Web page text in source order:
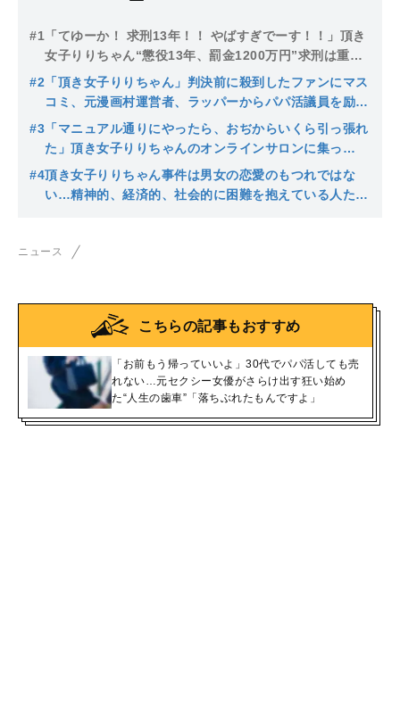
#1 「てゆーか！ 求刑13年！！ やばすぎでーす！！」頂き
女子りりちゃん“懲役13年、罰金1200万円”求刑は重い
のか「ホストを刺しちゃった女のコが羨ましい」と語っ
た事情
#2 「頂き女子りりちゃん」判決前に殺到したファンにマス
コミ、元漫画村運営者、ラッパーからパパ活議員を励ま
す会まで…「りりちゃん詣で」狂想曲からわかること
#3 「マニュアル通りにやったら、おぢからいくら引っ張れ
た」頂き女子りりちゃんのオンラインサロンに集っ
た“りりヲタ”たち…逮捕後には「私も捕まるのかな？」
「りりちゃんは私の青春だった」りりロスの声も
#4頂き女子りりちゃん事件は男女の恋愛のもつれではな
い…精神的、経済的、社会的に困難を抱えている人たち
ニュース
こちらの記事もおすすめ
「お前もう帰っていいよ」30代でパパ活しても売
れない…元セクシー女優がさらけ出す狂い始め
た“人生の歯車”「落ちぶれたもんですよ」